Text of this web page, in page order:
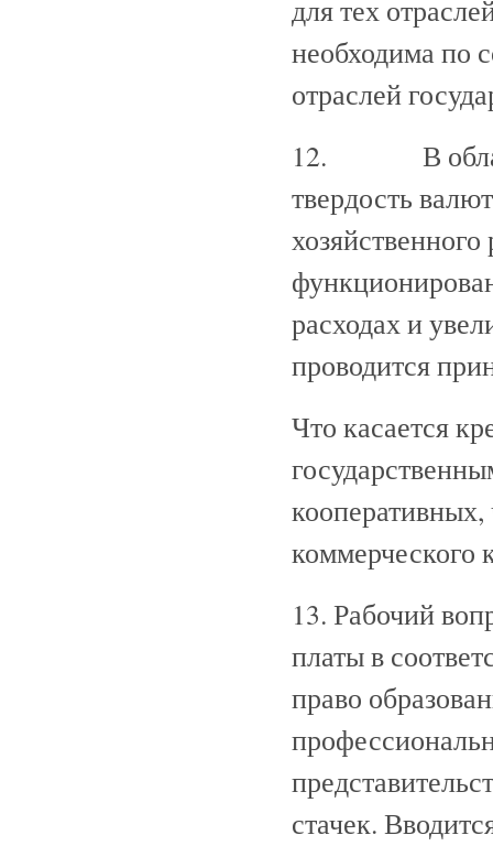
для тех
необходима по
отраслей
12. В области
твердость
расходах и
проводится
Что касается
13. Рабочий
платы в
право
стачек.